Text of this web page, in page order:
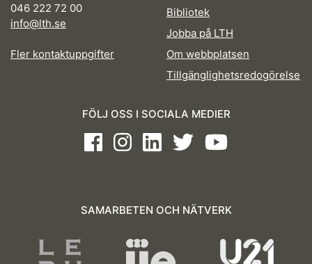
046 222 72 00
info@lth.se
Fler kontaktuppgifter
Bibliotek
Jobba på LTH
Om webbplatsen
Tillgänglighetsredogörelse
FÖLJ OSS I SOCIALA MEDIER
FacebookInstagramLinkedInTwitterYoutube
SAMARBETEN OCH NÄTVERK